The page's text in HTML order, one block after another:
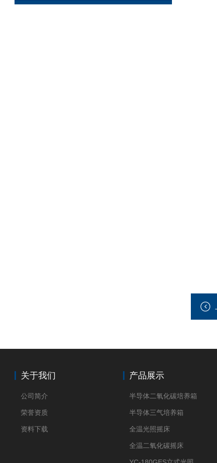
关于我们
公司简介
荣誉资质
资料下载
产品展示
半导体二氧化碳培养箱
半导体三气培养箱
全温光照摇床
全温二氧化碳摇床